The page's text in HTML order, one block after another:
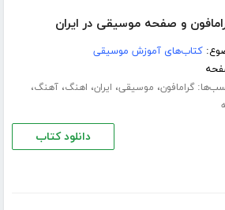
و صفحه موسیقی در ایران
کتاب‌های آموزش موسیقی
گرامافون، موسیقی، ایران، اهنگ،آهنگ،
دانلود کتاب